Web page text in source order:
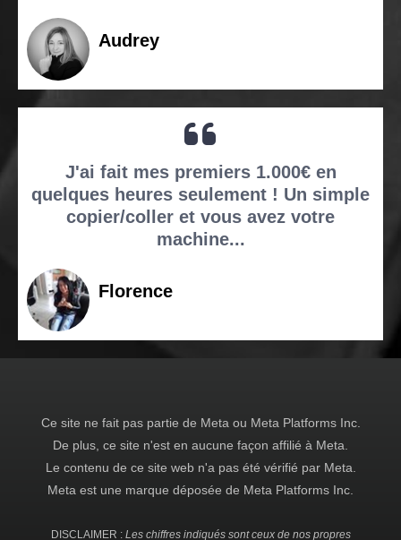
Audrey
J'ai fait mes premiers 1.000€ en
quelques heures seulement ! Un simple
copier/coller et vous avez votre
machine...
Florence
Ce site ne fait pas partie de Meta ou Meta Platforms Inc.
De plus, ce site n'est en aucune façon affilié à Meta.
Le contenu de ce site web n'a pas été vérifié par Meta.
Meta est une marque déposée de Meta Platforms Inc.
DISCLAIMER : Les chiffres indiqués sont ceux de nos propres